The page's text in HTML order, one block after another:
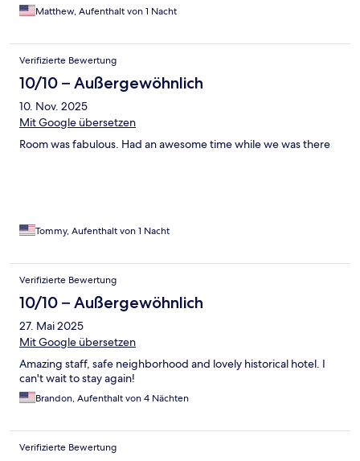
Matthew, Aufenthalt von 1 Nacht
Verifizierte Bewertung
10/10 – Außergewöhnlich
10. Nov. 2025
Mit Google übersetzen
Room was fabulous. Had an awesome time while we was there
Tommy, Aufenthalt von 1 Nacht
Verifizierte Bewertung
10/10 – Außergewöhnlich
27. Mai 2025
Mit Google übersetzen
Amazing staff, safe neighborhood and lovely historical hotel. I
can't wait to stay again!
Brandon, Aufenthalt von 4 Nächten
Verifizierte Bewertung